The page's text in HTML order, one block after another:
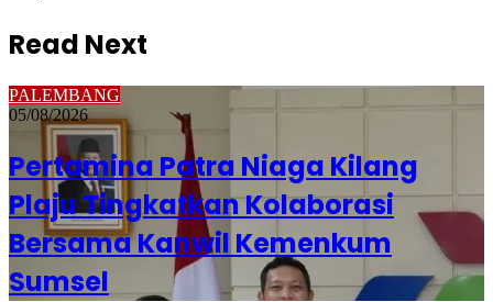
Read Next
PALEMBANG
05/08/2026
Pertamina Patra Niaga Kilang
Plaju Tingkatkan Kolaborasi
Bersama Kanwil Kemenkum
Sumsel